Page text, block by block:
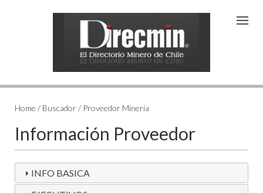
Home / Buscador / Proveedor Minería
Información Proveedor
INFO BASICA